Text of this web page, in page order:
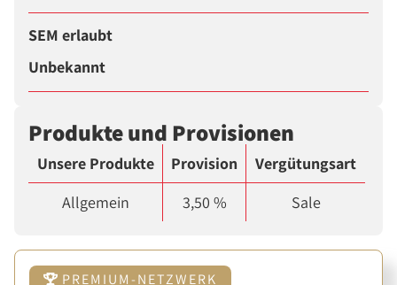
SEM erlaubt
Unbekannt
Produkte und Provisionen
Unsere Produkte Provision
Vergütungsart
Allgemein
3,50 % Sale
PREMIUM-NETZWERK